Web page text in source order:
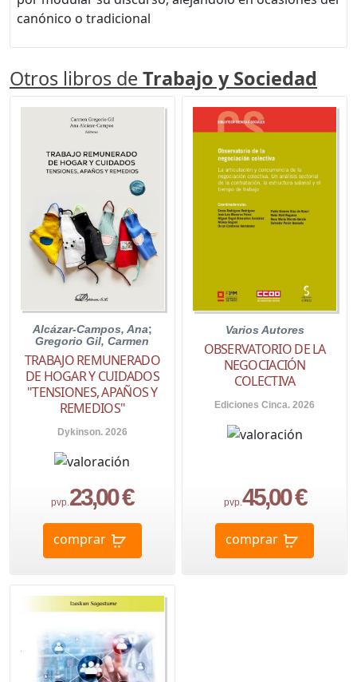
canónico o tradicional
Otros libros de Trabajo y Sociedad
Alcázar-Campos, Ana;
Gregorio Gil, Carmen
TRABAJO REMUNERADO
DE HOGAR Y CUIDADOS
"TENSIONES, APAÑOS Y
REMEDIOS"
Dykinson. 2026
pvp. 23,00 €
comprar
Varios Autores
OBSERVATORIO DE LA
NEGOCIACIÓN
COLECTIVA
Ediciones Cinca. 2026
pvp. 45,00 €
comprar